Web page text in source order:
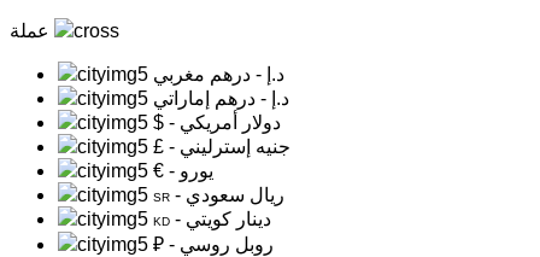
د.إ - درهم مغربي
د.إ - درهم إماراتي
$
- دولار أمريكي
£
- جنيه إسترليني
€
- يورو
SR - ريال سعودي
KD
- دينار كويتي
₽
- روبل روسي